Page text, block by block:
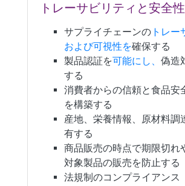
トレーサビリティと安全性
サプライチェーンのトレー
および可視性を確保する
製品認証を可能にし、 偽造
する
消費者からの信頼と食品安
を構築する
産地、栄養情報、原材料調
有する
商品販売の時点で期限切れ
対象製品の販売を防止する
法規制のコンプライアンス